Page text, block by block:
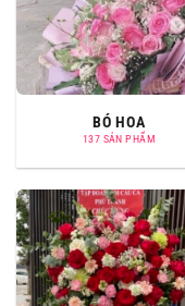
BÓ HOA
137 SẢN PHẨM